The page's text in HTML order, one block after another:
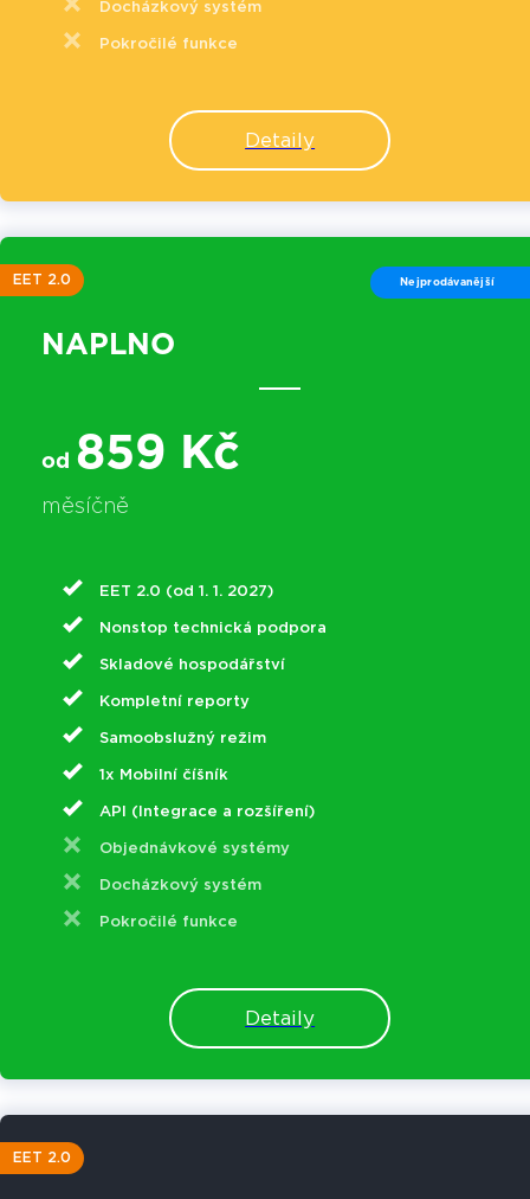
Docházkový systém
Pokročilé funkce
Detaily
Nejprodávanější
EET 2.0
NAPLNO
od 859 Kč
měsíčně
EET 2.0 (od 1. 1. 2027)
Nonstop technická podpora
Skladové hospodářství
Kompletní reporty
Samoobslužný režim
1x Mobilní číšník
API (Integrace a rozšíření)
Objednávkové systémy
Docházkový systém
Pokročilé funkce
Detaily
EET 2.0